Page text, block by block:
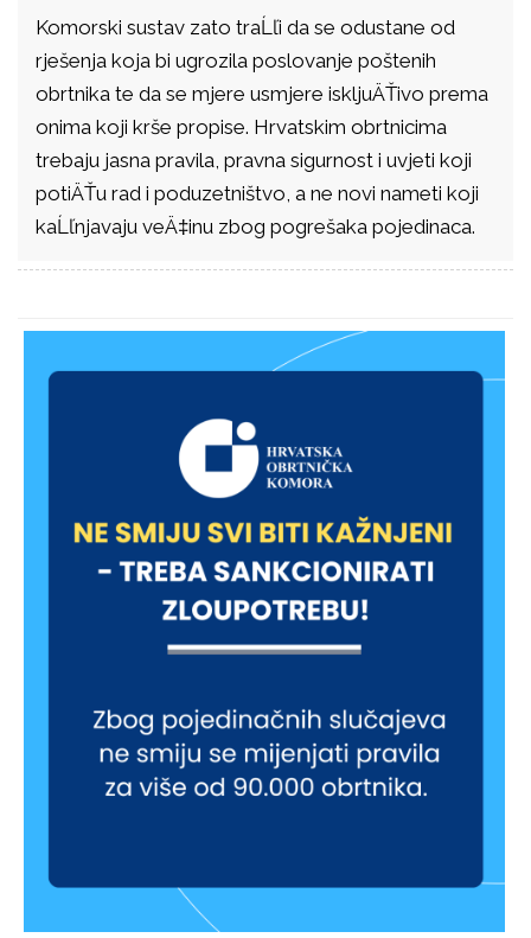
Komorski sustav zato traĹľi da se odustane od
rješenja koja bi ugrozila poslovanje poštenih
obrtnika te da se mjere usmjere iskljuÄŤivo prema
onima koji krše propise. Hrvatskim obrtnicima
trebaju jasna pravila, pravna sigurnost i uvjeti koji
potiÄŤu rad i poduzetništvo, a ne novi nameti koji
kaĹľnjavaju veÄ‡inu zbog pogrešaka pojedinaca.